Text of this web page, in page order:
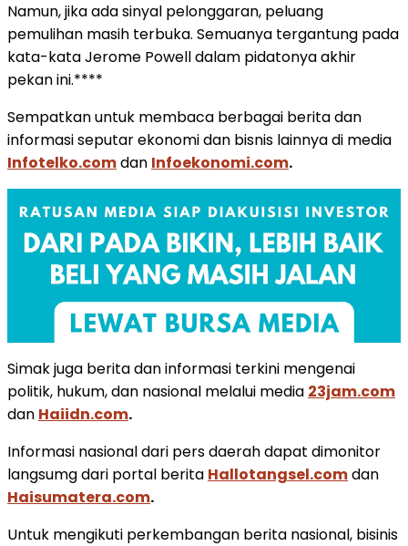
Namun, jika ada sinyal pelonggaran, peluang
pemulihan masih terbuka. Semuanya tergantung pada
kata-kata Jerome Powell dalam pidatonya akhir
pekan ini.****
Sempatkan untuk membaca berbagai berita dan
informasi seputar ekonomi dan bisnis lainnya di media
Infotelko.comdan Infoekonomi.com.
Simak juga berita dan informasi terkini mengenai
politik, hukum, dan nasional melalui media 23jam.com
dan Haiidn.com.
Informasi nasional dari pers daerah dapat dimonitor
langsumg dari portal berita Hallotangsel.comdan
Haisumatera.com.
Untuk mengikuti perkembangan berita nasional, bisinis